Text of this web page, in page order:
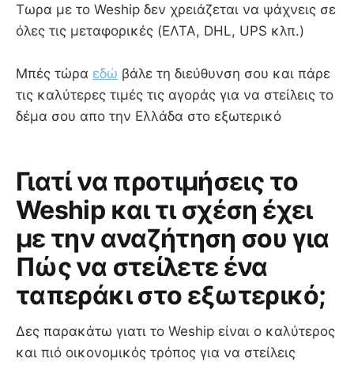
Τωρα με το Weship δεν χρειάζεται να ψάχνεις σε
όλες τις μεταφορικές (ΕΛΤΑ, DHL, UPS κλπ.)
Μπές τώρα εδώ βάλε τη διεύθυνση σου και πάρε
τις καλύτερες τιμές τις αγοράς για να στείλεις το
δέμα σου απο την Ελλάδα στο εξωτερικό
Γιατί να προτιμήσεις το
Weship και τι σχέση έχει
με την αναζήτηση σου για
Πώς να στείλετε ένα
ταπεράκι στο εξωτερικό;
Δες παρακάτω γιατι το Weship είναι ο καλύτερος
και πιό οικονομικός τρόπος για να στείλεις